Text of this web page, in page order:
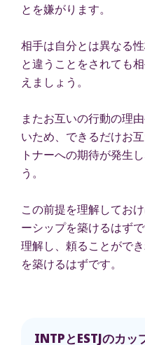
とを嫌がります。
相手は自分とは異なる
と違うことをされても
えましょう。
またお互いの行動の理
いため、できるだけお
トナーへの期待が発生
う。
この前提を理解してお
ーシップを築けるはず
理解し、頼ることがで
を築けるはずです。
INTPとESTJのカッ